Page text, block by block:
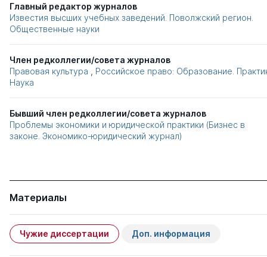
Главный редактор журналов
Известия высших учебных заведений. Поволжский регион.
Общественные науки
Член редколлегии/совета журналов
Правовая культура
Российское право: Образование.
Наука
Бывший член редколлегии/совета журналов
Проблемы экономики и юридической практики (Бизнес в
законе. Экономико-юридический журнал)
Материалы
Чужие диссертации Доп. информация